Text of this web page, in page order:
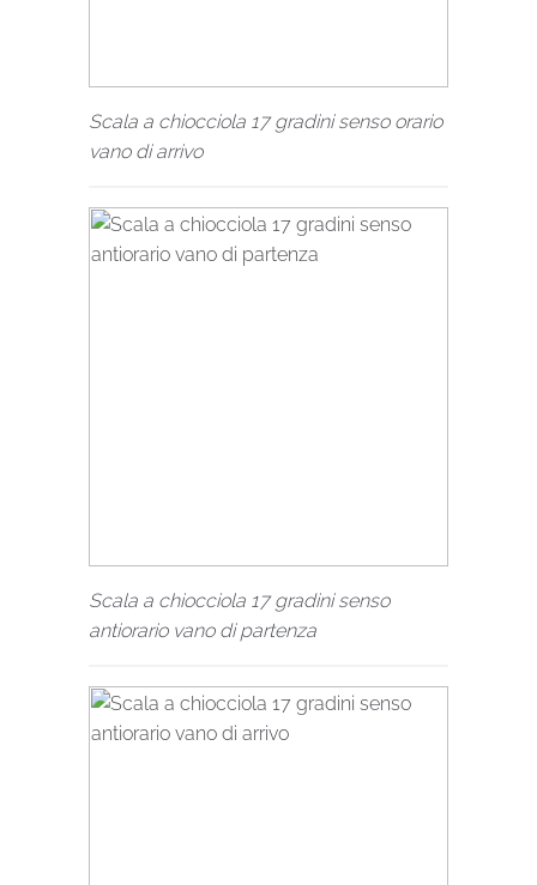
Scala a chiocciola 17 gradini senso orario
vano di arrivo
Scala a chiocciola 17 gradini senso
antiorario vano di partenza